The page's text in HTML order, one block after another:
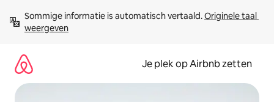
direct
naar
Sommige informatie is automatisch vertaald. Originele taal
weergeven
Je plek op Airbnb zetten